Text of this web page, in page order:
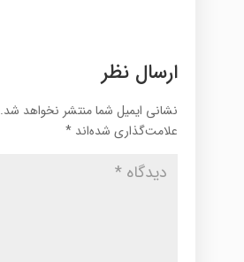
ارسال نظر
نشانی ایمیل شما منتشر نخواهد شد.
علامت‌گذاری شده‌اند *